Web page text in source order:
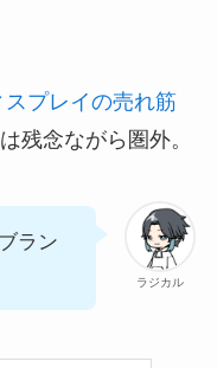
プレイの売れ筋
残念ながら圏外。
ラジカル
ラン